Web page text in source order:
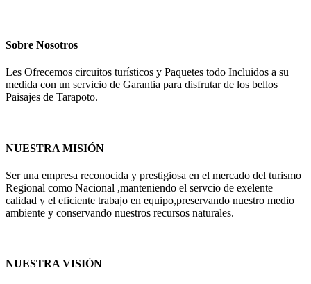
Sobre Nosotros
Les Ofrecemos circuitos turísticos y Paquetes todo Incluidos a su
medida con un servicio de Garantia para disfrutar de los bellos
Paisajes de Tarapoto.
NUESTRA MISIÓN
Ser una empresa reconocida y prestigiosa en el mercado del turismo
Regional como Nacional ,manteniendo el servcio de exelente
calidad y el eficiente trabajo en equipo,preservando nuestro medio
ambiente y conservando nuestros recursos naturales.
NUESTRA VISIÓN